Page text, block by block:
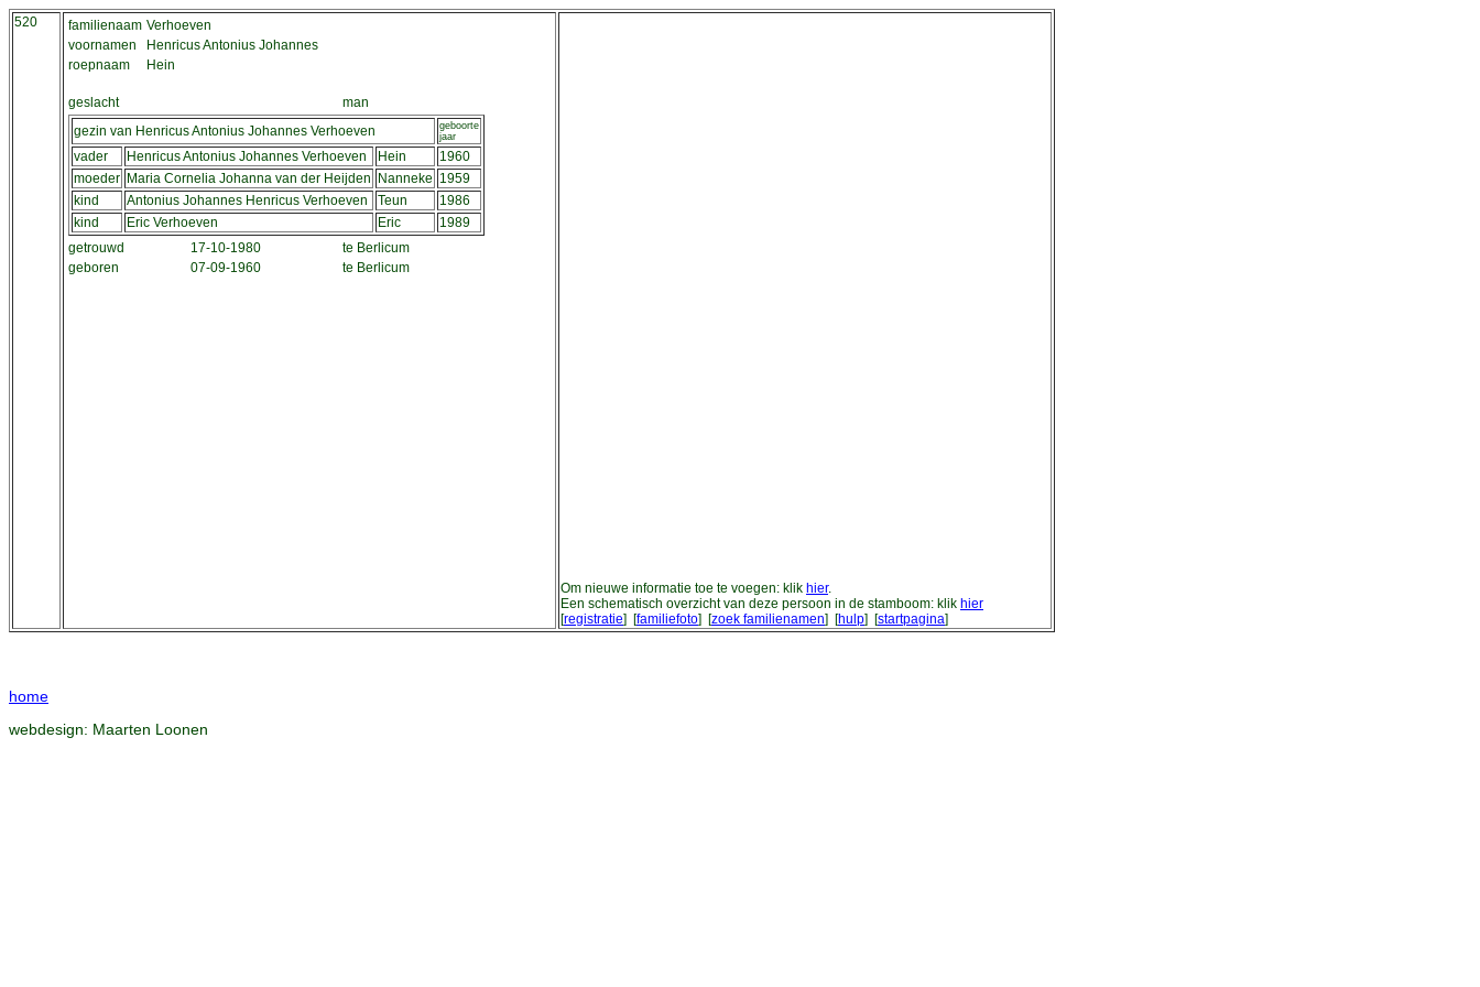
520 familienaam Verhoeven
voornamen
Henricus Antonius Johannes
roepnaam
Hein
geslacht
man
gezin van Henricus Antonius Johannes Verhoeven
geboorte
jaar
vader Henricus Antonius Johannes Verhoeven Hein
1960
moeder Maria Cornelia Johanna van der Heijden Nanneke 1959
kind
Antonius Johannes Henricus Verhoeven Teun
1986
kind
Eric Verhoeven Eric
1989
getrouwd
17-10-1980
te Berlicum
geboren
07-09-1960 te Berlicum
Om nieuwe informatie toe te voegen: klik hier.
Een schematisch overzicht van deze persoon in de stamboom: klik hier
[registratie] [familiefoto] [zoek familienamen] [hulp] [startpagina]
home
webdesign: Maarten Loonen